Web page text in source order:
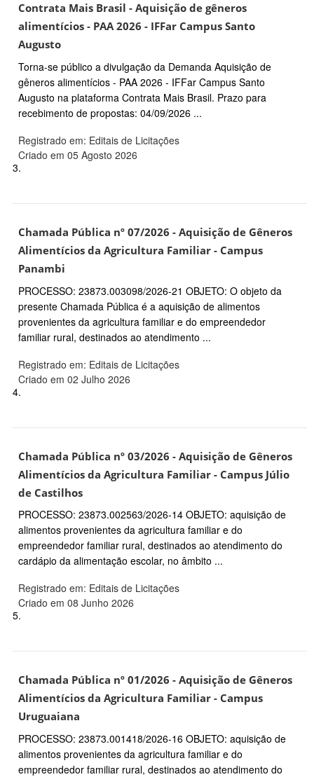
Contrata Mais Brasil - Aquisição de gêneros
alimentícios - PAA 2026 - IFFar Campus Santo
Augusto
Torna-se público a divulgação da Demanda Aquisição de
gêneros alimentícios - PAA 2026 - IFFar Campus Santo
Augusto na plataforma Contrata Mais Brasil. Prazo para
recebimento de propostas: 04/09/2026 ...
Registrado em: Editais de Licitações
Criado em 05 Agosto 2026
3.
Chamada Pública nº 07/2026 - Aquisição de Gêneros
Alimentícios da Agricultura Familiar - Campus
Panambi
PROCESSO: 23873.003098/2026-21 OBJETO: O objeto da
presente Chamada Pública é a aquisição de alimentos
provenientes da agricultura familiar e do empreendedor
familiar rural, destinados ao atendimento ...
Registrado em: Editais de Licitações
Criado em 02 Julho 2026
4.
Chamada Pública nº 03/2026 - Aquisição de Gêneros
Alimentícios da Agricultura Familiar - Campus Júlio
de Castilhos
PROCESSO: 23873.002563/2026-14 OBJETO: aquisição de
alimentos provenientes da agricultura familiar e do
empreendedor familiar rural, destinados ao atendimento do
cardápio da alimentação escolar, no âmbito ...
Registrado em: Editais de Licitações
Criado em 08 Junho 2026
5.
Chamada Pública nº 01/2026 - Aquisição de Gêneros
Alimentícios da Agricultura Familiar - Campus
Uruguaiana
PROCESSO: 23873.001418/2026-16 OBJETO: aquisição de
alimentos provenientes da agricultura familiar e do
empreendedor familiar rural, destinados ao atendimento do